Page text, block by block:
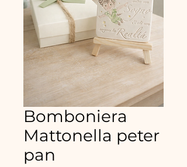
Bomboniera
Mattonella peter
pan